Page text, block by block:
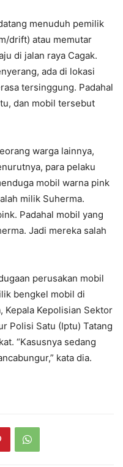
menuduh pemilik
drift) atau memutar
di jalan raya Cagak.
ada di lokasi
tersinggung. Padahal
dan mobil tersebut
warga lainnya,
para pelaku
mobil warna pink
milik Suherma.
Padahal mobil yang
Jadi mereka salah
perusakan mobil
bengkel mobil di
Kepala Kepolisian Sektor
Polisi Satu (Iptu) Tatang
“Kasusnya sedang
kata dia.